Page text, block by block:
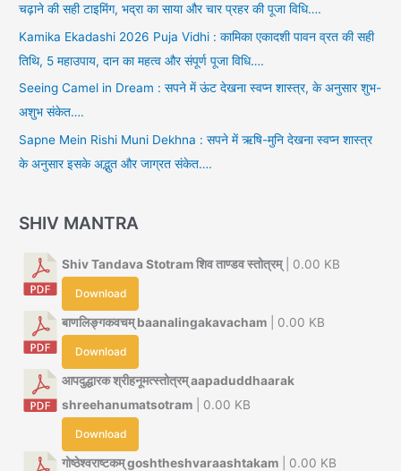
चढ़ाने की सही टाइमिंग, भद्रा का साया और चार प्रहर की पूजा विधि….
Kamika Ekadashi 2026 Puja Vidhi : कामिका एकादशी पावन व्रत की सही
तिथि, 5 महाउपाय, दान का महत्व और संपूर्ण पूजा विधि….
Seeing Camel in Dream : सपने में ऊंट देखना स्वप्न शास्त्र, के अनुसार शुभ-
अशुभ संकेत….
Sapne Mein Rishi Muni Dekhna : सपने में ऋषि-मुनि देखना स्वप्न शास्त्र
के अनुसार इसके अद्भुत और जाग्रत संकेत….
SHIV MANTRA
Shiv Tandava Stotram शिव ताण्डव स्तोत्रम्| 0.00 KB
Download
बाणलिङ्गकवचम् baanalingakavacham | 0.00 KB
Download
आपदुद्धारक श्रीहनूमत्स्तोत्रम् aapaduddhaarak
shreehanumatsotram | 0.00 KB
Download
गोष्ठेश्वराष्टकम् goshtheshvaraashtakam | 0.00 KB